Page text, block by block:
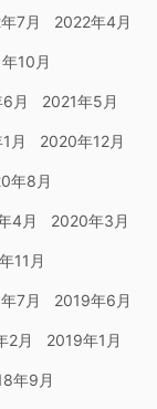
7月 2022年4月
10月
月 2021年5月
月 2020年12月
年8月
4月 2020年3月
11月
7月 2019年6月
2月 2019年1月
年9月